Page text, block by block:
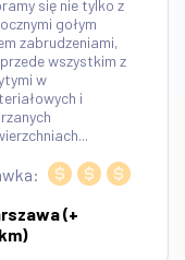
się nie tylko z
gołym
zabrudzeniami,
wszystkim z
w
i
(+